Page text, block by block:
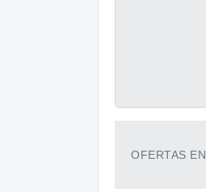
OFERTAS EN